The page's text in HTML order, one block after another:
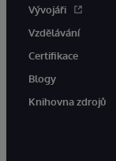
Vývojáři
Vzdělávání
Certifikace
Blogy
Knihovna zdrojů